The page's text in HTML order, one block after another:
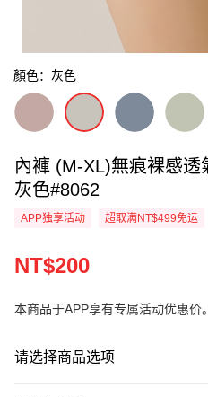
顏色：灰色
內褲 (M-XL)無痕裸感透氣乾爽玻尿酸面膜褲_
灰色#8062
APP独享活动 超取满NT$499免运
NT$200
本商品于APP享有专属活动优惠价。
请选择商品选项